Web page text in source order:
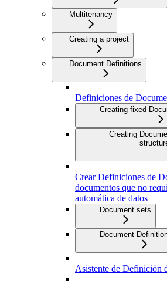
Multitenancy
Creating a project
Document Definitions
Definiciones de
Creating fixed
Creating
Crear Definiciones de
documentos que no
automática de datos
Document sets
Document
Asistente de Definición